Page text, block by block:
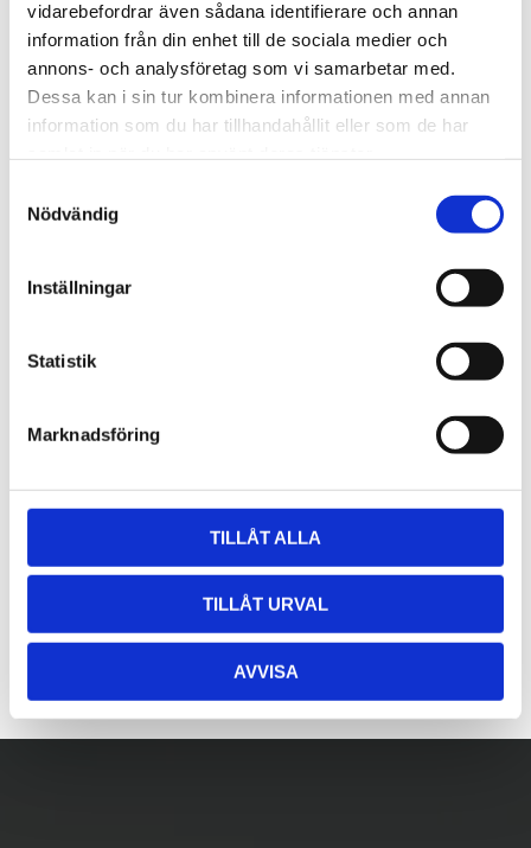
vidarebefordrar även sådana identifierare och annan
information från din enhet till de sociala medier och
annons- och analysföretag som vi samarbetar med.
Dessa kan i sin tur kombinera informationen med annan
information som du har tillhandahållit eller som de har
Nödvändig
Inställningar
Statistik
Marknadsföring
TILLÅT ALLA
TILLÅT URVAL
AVVISA
Lättmonterad
takräcken, för fordon utan
befintliga fästpunkter för
fabriksmonterade räcken.
1 795 kr
kr
Lättmonterad
Edge-takräcken, för
fordon utan befintliga
eller fabriksmonterade
räcken.
2 525kr
2 635